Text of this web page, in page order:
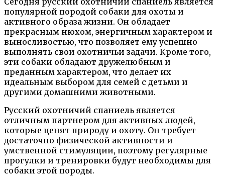
популярной породой собаки для охоты и
активного образа жизни. Он обладает
прекрасным нюхом, энергичным характером и
выносливостью, что позволяет ему успешно
выполнять свои охотничьи задачи. Кроме того,
эти собаки обладают дружелюбным и
преданным характером, что делает их
идеальным выбором для семей с детьми и
другими домашними животными.
Русский охотничий спаниель является
отличным партнером для активных людей,
которые ценят природу и охоту. Он требует
достаточно физической активности и
умственной стимуляции, поэтому регулярные
прогулки и тренировки будут необходимы для
собаки этой породы.